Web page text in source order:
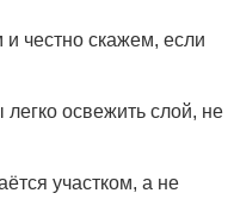
честно скажем, если
освежить слой, не
участком, а не